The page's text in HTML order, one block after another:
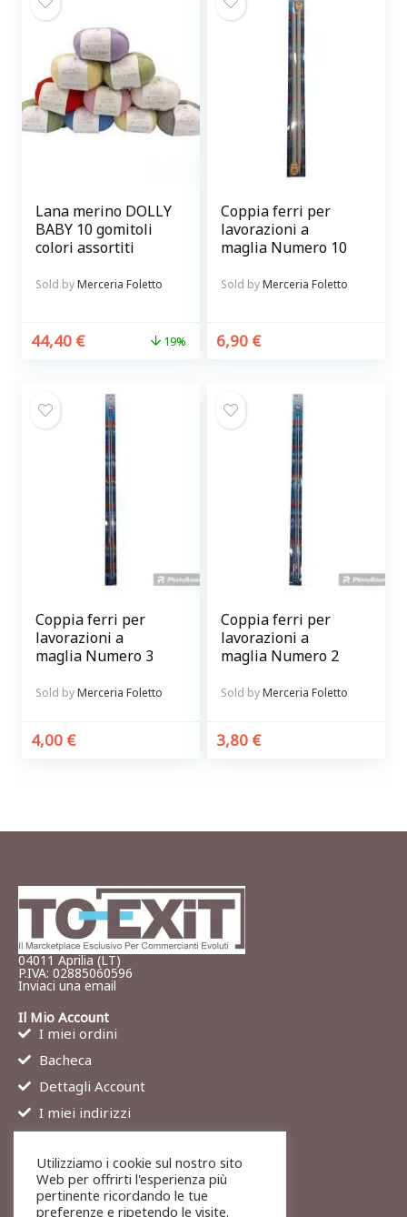
Lana merino DOLLY
BABY 10 gomitoli
colori assortiti
Sold byMerceria Foletto
44,40 € 19%
Coppia ferri per
lavorazioni a
maglia Numero 10
Sold byMerceria Foletto
6,90 €
Coppia ferri per
lavorazioni a
maglia Numero 3
Sold byMerceria Foletto
4,00 €
Coppia ferri per
lavorazioni a
maglia Numero 2
Sold byMerceria Foletto
3,80 €
04011 Aprilia (LT)
P.IVA: 02885060596
Inviaci una email
Il Mio Account
I miei ordini
Bacheca
Dettagli Account
I miei indirizzi
Chi siamo
Services
Utilizziamo i cookie sul nostro sito
Web per offrirti l'esperienza più
pertinente ricordando le tue
preferenze e ripetendo le visite.